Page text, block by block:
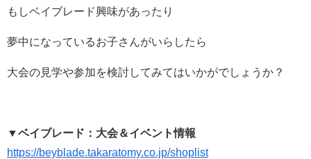
もしベイブレード興味があったり
夢中になっているお子さんがいらしたら
大会の見学や参加を検討してみてはいかがでしょうか？
▼ベイブレード：大会＆イベント情報
https://beyblade.takaratomy.co.jp/shoplist